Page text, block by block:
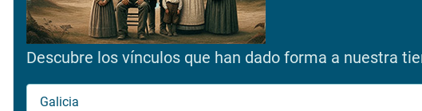
Descubre los vínculos que han dado forma a nuestra
Galicia